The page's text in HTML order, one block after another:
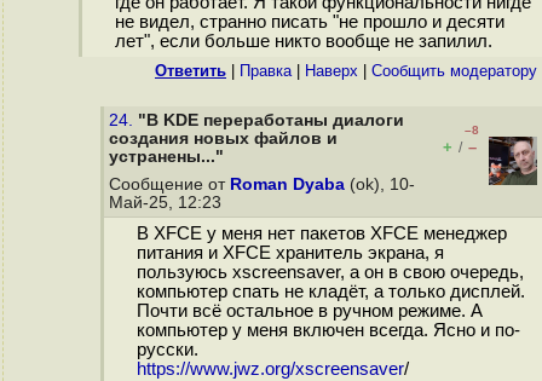
не видел, странно писать "не прошло и десяти
лет", если больше никто вообще не запилил.
Ответить Правка| Наверх Cообщить модератору
24. "В KDE переработаны диалоги
создания новых файлов и
устранены..."
–8
+ / –
Сообщение от Roman Dyaba (ok), 10-
Май-25, 12:23
В XFCE у меня нет пакетов XFCE менеджер
питания и XFCE хранитель экрана, я
пользуюсь xscreensaver, а он в свою очередь,
компьютер спать не кладёт, а только дисплей.
Почти всё остальное в ручном режиме. А
компьютер у меня включен всегда. Ясно и по-
русски.
https://www.jwz.org/xscreensaver/